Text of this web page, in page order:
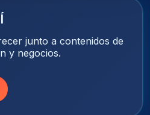
junto a contenidos de
y negocios.